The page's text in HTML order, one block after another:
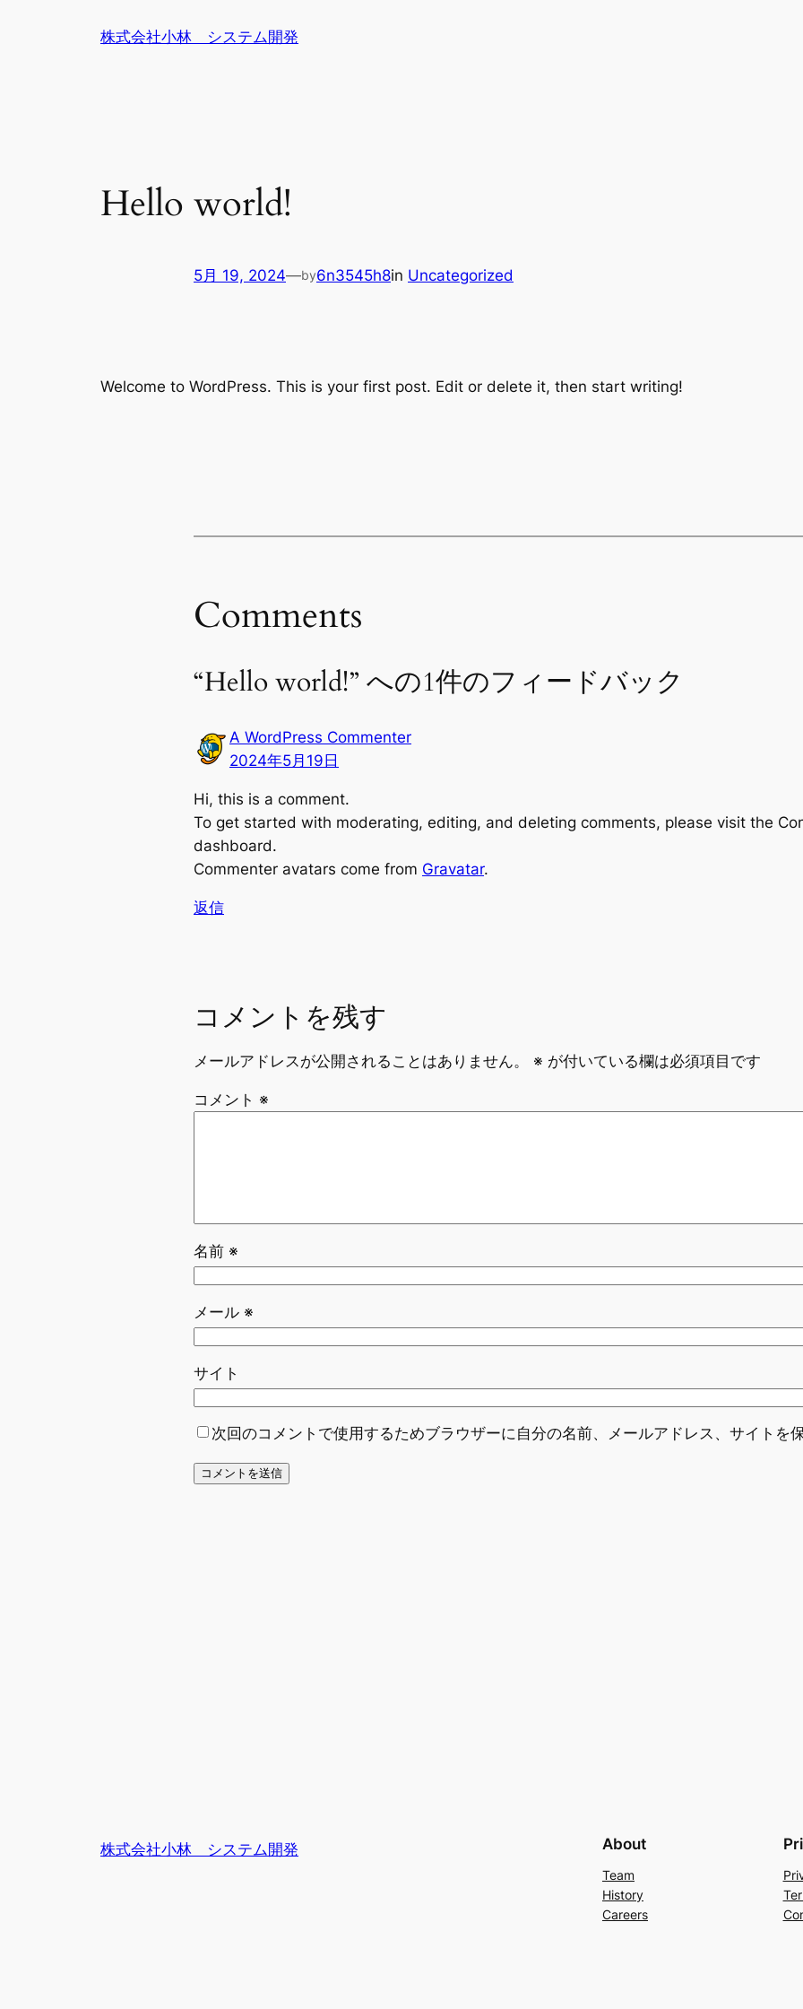
株式会社小林 システム開発
Hello world!
5月 19, 2024—by6n3545h8in Uncategorized
Welcome to WordPress. This is your first post. Edit or delete it, then start writing!
Comments
“Hello world!” への1件のフィードバック
A WordPress Commenter
2024年5月19日
Hi, this is a comment.
To get started with moderating, editing, and deleting comments, please visit the
dashboard.
Commenter avatars come from Gravatar.
返信
コメントを残す
メールアドレスが公開されることはありません。 ※ が付いている欄は必須項目です
コメント ※
名前 ※
メール ※
サイト
次回のコメントで使用するためブラウザーに自分の名前、メールアドレス、サイトを保
株式会社小林 システム開発 About
Team
History
Careers